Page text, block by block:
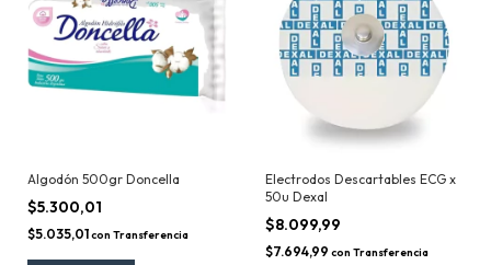
Algodón 500gr Doncella
$5.300,01
$5.035,01con Transferencia
Electrodos Descartables ECG x
50u Dexal
$8.099,99
$7.694,99 con Transferencia